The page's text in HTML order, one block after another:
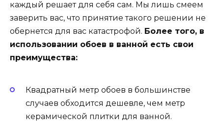
каждый решает для себя сам. Мы лишь смеем
заверить вас, что принятие такого решении не
обернется для вас катастрофой. Более того, в
использовании обоев в ванной есть свои
преимущества:
Квадратный метр обоев в большинстве
случаев обходится дешевле, чем метр
керамической плитки для ванной.